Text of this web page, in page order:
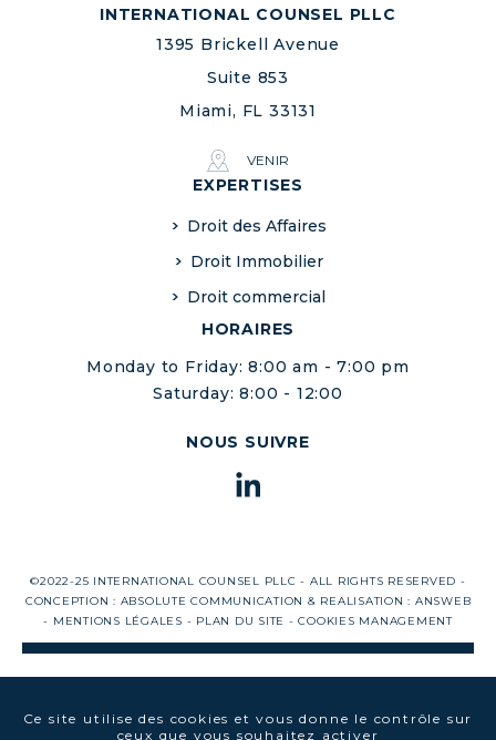
INTERNATIONAL COUNSEL PLLC
1395 Brickell Avenue
Suite 853
Miami, FL 33131
VENIR
EXPERTISES
Droit des Affaires
Droit Immobilier
Droit commercial
HORAIRES
Monday to Friday: 8:00 am - 7:00 pm
Saturday: 8:00 - 12:00
NOUS SUIVRE
©2022-25 INTERNATIONAL COUNSEL PLLC - ALL RIGHTS RESERVED -
CONCEPTION : ABSOLUTE COMMUNICATION & REALISATION : ANSWEB
- MENTIONS LÉGALES - PLAN DU SITE -COOKIES MANAGEMENT
Ce site utilise des cookies et vous donne le contrôle sur
ceux que vous souhaitez activer